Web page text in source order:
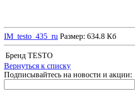
IM_testo_435_ru Размер: 634.8 Кб
Бренд TESTO
Вернуться к списку
Подписывайтесь на новости и акции: